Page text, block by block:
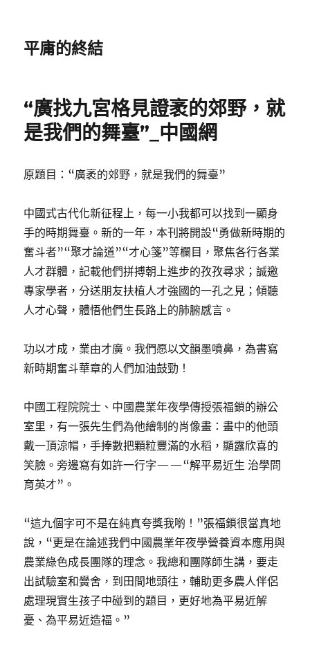
平庸的終結
“廣找九宮格見證袤的郊野，就
是我們的舞臺”_中國網
原題目：“廣袤的郊野，就是我們的舞臺”
中國式古代化新征程上，每一小我都可以找到一顯身
手的時期舞臺。新的一年，本刊將開設“勇做新時期的
奮斗者”“聚才論道”“才心箋”等欄目，聚焦各行各業
人才群體，記載他們拼搏朝上進步的孜孜尋求；誠邀
專家學者，分送朋友扶植人才強國的一孔之見；傾聽
人才心聲，體悟他們生長路上的肺腑感言。
功以才成，業由才廣。我們愿以文韻墨噴鼻，為書寫
新時期奮斗華章的人們加油鼓勁！
中國工程院院士、中國農業年夜學傳授張福鎖的辦公
室里，有一張先生們為他繪制的肖像畫：畫中的他頭
戴一頂涼帽，手捧數把顆粒豐滿的水稻，顯露欣喜的
笑臉。旁邊寫有如許一行字——“解平易近生 治學問
育英才”。
“這九個字可不是在純真夸獎我喲！”張福鎖很當真地
說，“更是在論述我們中國農業年夜學營養資本應用與
農業綠色成長團隊的理念。我總和團隊師生講，要走
出試驗室和黌舍，到田間地頭往，輔助更多農人伴侶
處理現實生孩子中碰到的題目，更好地為平易近解
憂、為平易近造福。”